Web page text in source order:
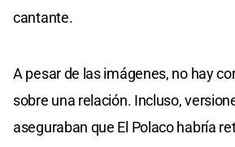
cantante.
A pesar de las imágenes, no hay
sobre una relación. Incluso,
aseguraban que El Polaco habría